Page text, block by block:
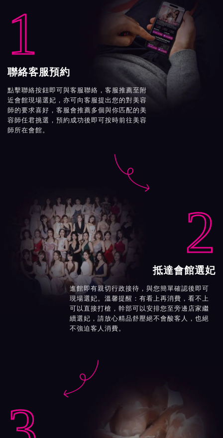
1
聯絡客服預約
點擊聯絡按鈕即可與客服聯絡，客服推薦至附
近會館現場選妃，亦可向客服提出您的對美容
師的要求喜好，客服會推薦多個與你匹配的美
容師任君挑選，預約成功後即可按時前往美容
師所在會館。

2
抵達會館選妃
進館即有親切行政接待，與您簡單確認後即可
現場選妃。溫馨提醒：有看上再消費，看不上
可以直接打槍，幹部可以安排您至旁邊店家繼
續選妃，請放心精品舒壓絕不會酸客人，也絕
不強迫客人消費。
